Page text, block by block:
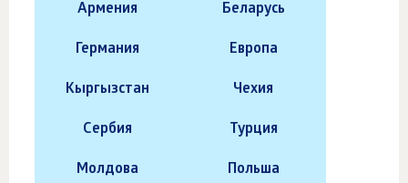
Армения Беларусь
Германия Европа
Кыргызстан Чехия
Сербия Турция
Молдова Польша